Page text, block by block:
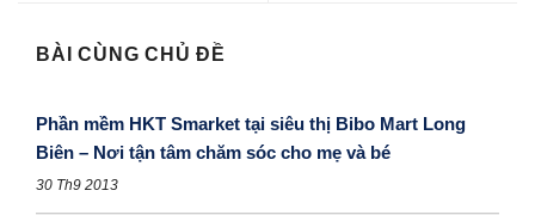
BÀI CÙNG CHỦ ĐỀ
Phần mềm HKT Smarket tại siêu thị Bibo Mart Long
Biên – Nơi tận tâm chăm sóc cho mẹ và bé
30 Th9 2013